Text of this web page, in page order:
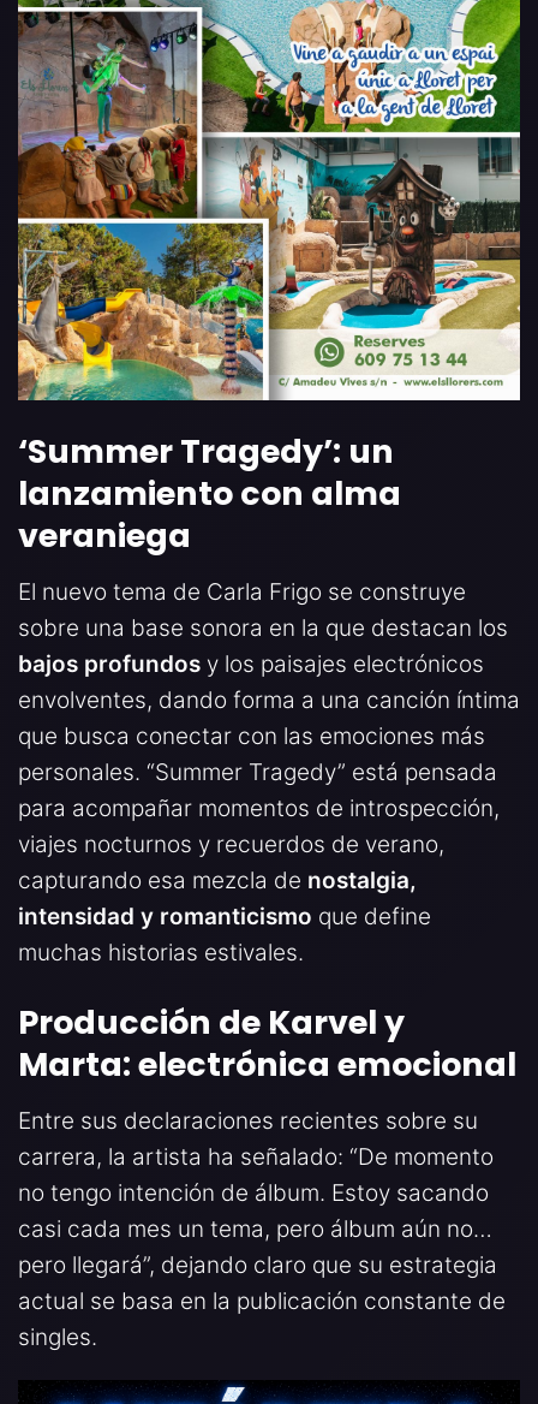
‘Summer Tragedy’: un
lanzamiento con alma
veraniega
El nuevo tema de Carla Frigo se construye
sobre una base sonora en la que destacan los
bajos profundos y los paisajes electrónicos
envolventes, dando forma a una canción íntima
que busca conectar con las emociones más
personales. “Summer Tragedy” está pensada
para acompañar momentos de introspección,
viajes nocturnos y recuerdos de verano,
capturando esa mezcla de nostalgia,
intensidad y romanticismo que define
muchas historias estivales.
Producción de Karvel y
Marta: electrónica emocional
Entre sus declaraciones recientes sobre su
carrera, la artista ha señalado: “De momento
no tengo intención de álbum. Estoy sacando
casi cada mes un tema, pero álbum aún no…
pero llegará”, dejando claro que su estrategia
actual se basa en la publicación constante de
singles.